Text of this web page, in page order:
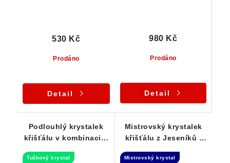
Prodáno
530 Kč
Detail
Prodáno
980 Kč
Detail
Podlouhlý krystalek
křišťálu v kombinaci s
Tužkový krystal
Mistrovský krystalek
křišťálu z Jeseníků -
Mistrovský krystal